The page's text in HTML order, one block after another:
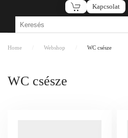
Fő tartalom átugrása
Kapcsolat
Home Webshop WC csésze
WC csésze